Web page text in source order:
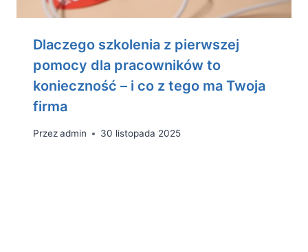
Dlaczego szkolenia z pierwszej
pomocy dla pracowników to
konieczność – i co z tego ma Twoja
firma
Przezadmin 30 listopada 2025